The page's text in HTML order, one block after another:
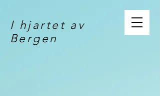
I hjartet av
Bergen